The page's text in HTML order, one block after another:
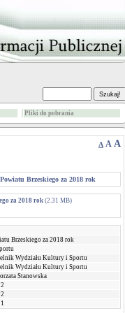
Pliki do pobrania
A A A
Brzeskiego za 2018 rok
za 2018 rok (2.31 MB)
Brzeskiego za 2018 rok
Wydziału Kultury i Sportu
Wydziału Kultury i Sportu
Stanowska